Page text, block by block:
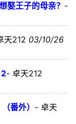
娶王子的母亲？ -
天212 03/10/26
- 卓天212
番外） - 卓天